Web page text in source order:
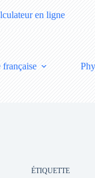
en ligne
ÉTIQUETTE